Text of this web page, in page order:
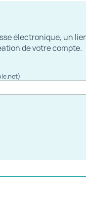
électronique, un
de votre compte.